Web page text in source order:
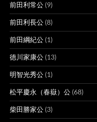
前田利常公 (9)
前田利長公 (8)
前田綱紀公 (1)
徳川家康公 (13)
明智光秀公 (1)
松平慶永（春嶽）公 (68)
柴田勝家公 (3)